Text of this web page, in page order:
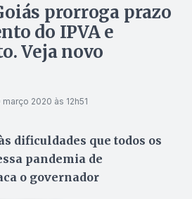
prorroga prazo
do IPVA e
Veja novo
março 2020 às 12h51
dificuldades que todos os
pandemia de
o governador